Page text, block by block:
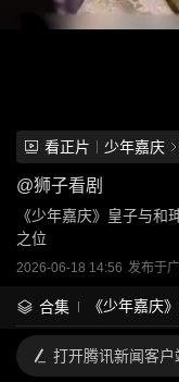
看正片 少年嘉庆
@狮子看剧
《少年嘉庆》皇子与和
之位
2026-06-18 14:56 发布于
合集 《少年嘉庆
打开腾讯新闻客户